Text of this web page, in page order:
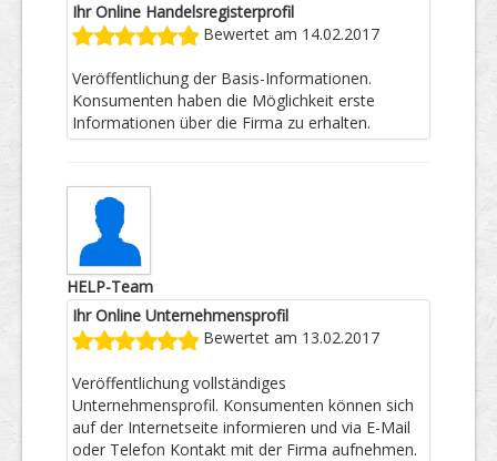
Ihr Online Handelsregisterprofil
Bewertet am 14.02.2017
Veröffentlichung der Basis-Informationen.
Konsumenten haben die Möglichkeit erste
Informationen über die Firma zu erhalten.
HELP-Team
Ihr Online Unternehmensprofil
Bewertet am 13.02.2017
Veröffentlichung vollständiges
Unternehmensprofil. Konsumenten können sich
auf der Internetseite informieren und via E-Mail
oder Telefon Kontakt mit der Firma aufnehmen.